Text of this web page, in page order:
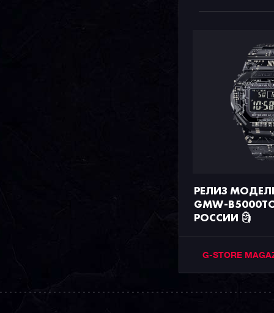
РЕЛИЗ
GMW-
РОССИИ 🗿
G-STORE